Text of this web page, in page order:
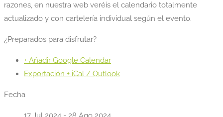
razones, en nuestra web veréis el calendario totalmente
actualizado y con cartelería individual según el evento.
¿Preparados para disfrutar?
+ Añadir Google Calendar
Exportación + iCal / Outlook
Fecha